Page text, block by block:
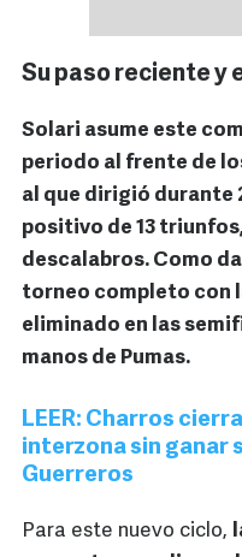
Su paso reciente y
Solari asume este
periodo al frente de
al que dirigió durante
positivo de 13
descalabros. Como
torneo completo con
eliminado en las
manos de Pumas.
LEER: Charros
interzona sin ganar
Guerreros
Para este nuevo ciclo,